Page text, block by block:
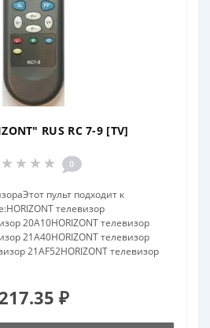
RUS RC 7-9 [TV]
0
пульт подходит к
телевизор
20A10HORIZONT телевизор
21A40HORIZONT телевизор
21AF52HORIZONT телевизор
217.35 ₽